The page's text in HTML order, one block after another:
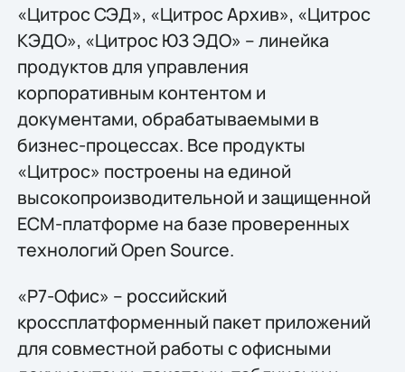
«Цитрос СЭД», «Цитрос Архив», «Цитрос
КЭДО», «Цитрос ЮЗ ЭДО» – линейка
продуктов для управления
корпоративным контентом и
документами, обрабатываемыми в
бизнес-процессах. Все продукты
«Цитрос» построены на единой
высокопроизводительной и защищенной
ECM-платформе на базе проверенных
технологий Open Source.
«Р7-Офис» – российский
кроссплатформенный пакет приложений
для совместной работы с офисными